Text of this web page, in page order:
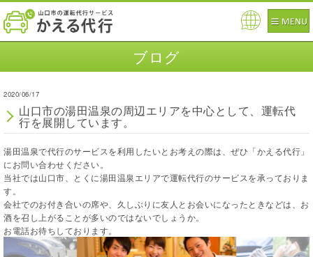
ブログ
2020/06/17
山口市の湯田温泉の周辺エリアを中心として、運転代
行を展開しています。
湯田温泉で代行のサービスを利用したいとお考えの際は、ぜひ「かえる代行」
にお問い合わせください。
当社では山口市、とくに湯田温泉エリアで運転代行のサービスを承っておりま
す。
会社でのお付き合いの席や、久しぶりに友人とお会いになったときなどは、お
酒を召し上がることが多いのではないでしょうか。
お電話お待ちしております。